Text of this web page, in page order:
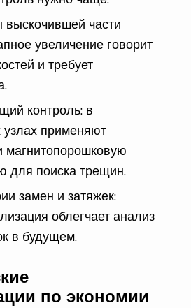
части
увеличение говорит
и требует
контроль: в
узлах применяют
магнитопорошковую
для поиска трещин.
замен и затяжек:
облегчает анализ
в будущем.
по экономии